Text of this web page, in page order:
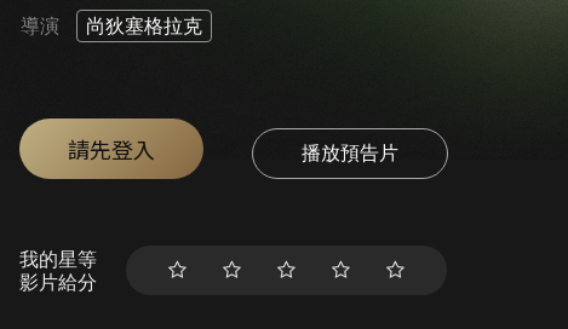
導演 尚狄塞格拉克
請先登入 播放預告片
我的星等
影片給分